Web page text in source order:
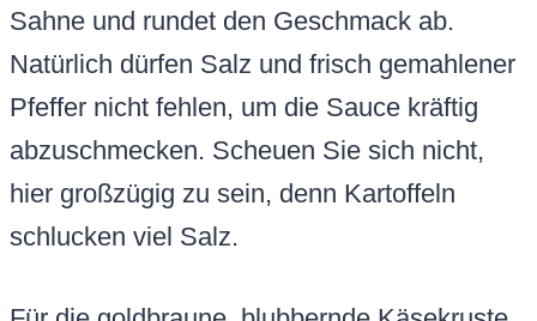
Sahne und rundet den Geschmack ab.
Natürlich dürfen Salz und frisch gemahlener
Pfeffer nicht fehlen, um die Sauce kräftig
abzuschmecken. Scheuen Sie sich nicht,
hier großzügig zu sein, denn Kartoffeln
schlucken viel Salz.